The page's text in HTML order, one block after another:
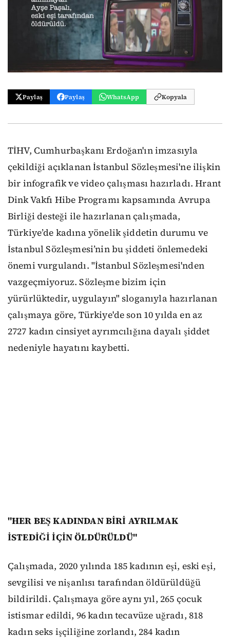
Paylaş Paylaş WhatsApp Kopyala
TİHV, Cumhurbaşkanı Erdoğan'ın imzasıyla
çekildiği açıklanan İstanbul Sözleşmesi'ne ilişkin
bir infografik ve video çalışması hazırladı. Hrant
Dink Vakfı Hibe Programı kapsamında Avrupa
Birliği desteği ile hazırlanan çalışmada,
Türkiye’de kadına yönelik şiddetin durumu ve
İstanbul Sözleşmesi’nin bu şiddeti önlemedeki
önemi vurgulandı. "İstanbul Sözleşmesi'nden
vazgeçmiyoruz. Sözleşme bizim için
yürürlüktedir, uygulayın" sloganıyla hazırlanan
çalışmaya göre, Türkiye'de son 10 yılda en az
2727 kadın cinsiyet ayrımcılığına dayalı şiddet
nedeniyle hayatını kaybetti.
"HER BEŞ KADINDAN BİRİ AYRILMAK
İSTEDİĞİ İÇİN ÖLDÜRÜLDÜ"
Çalışmada, 2020 yılında 185 kadının eşi, eski eşi,
sevgilisi ve nişanlısı tarafından öldürüldüğü
bildirildi. Çalışmaya göre aynı yıl, 265 çocuk
istismar edildi, 96 kadın tecavüze uğradı, 818
kadın seks işçiliğine zorlandı, 284 kadın